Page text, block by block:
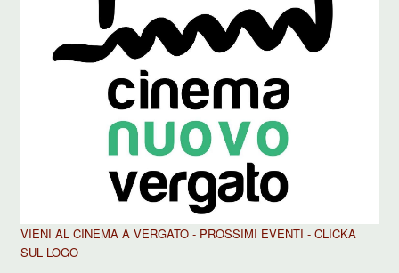
VIENI AL CINEMA A VERGATO - PROSSIMI EVENTI - CLICKA
SUL LOGO